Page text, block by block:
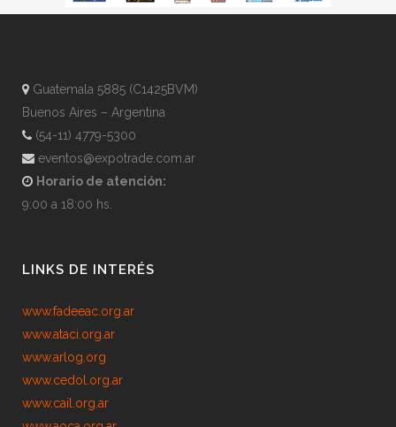
Guatemala 5885 (C1425BVM)
Buenos Aires – Argentina
(54-11) 4779-5300
eventos@expotrade.com.ar
Horario de atención:
9:00 a 18:00 hs.
LINKS DE INTERÉS
www.fadeeac.org.ar
www.ataci.org.ar
www.arlog.org
www.cedol.org.ar
www.cail.org.ar